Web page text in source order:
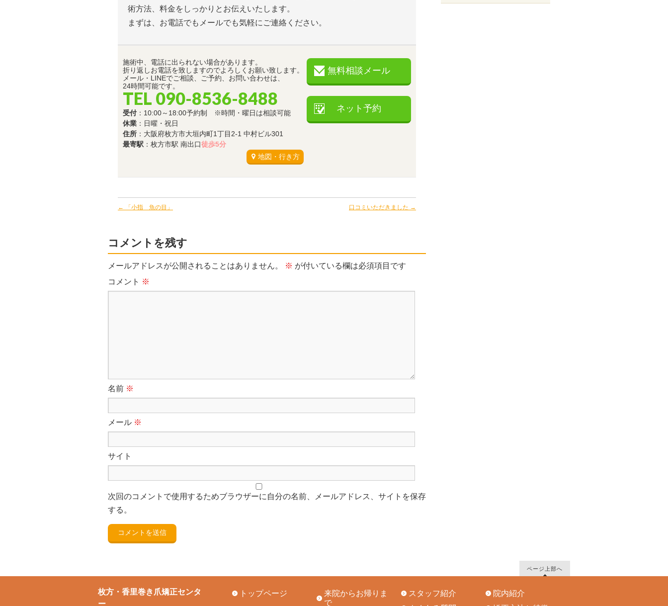
術方法、料金をしっかりとお伝えいたします。
まずは、お電話でもメールでも気軽にご連絡ください。
施術中、電話に出られない場合があります。
折り返しお電話を致しますのでよろしくお願い致します。
メール・LINEでご相談、ご予約、お問い合わせは、
24時間可能です。
TEL 090-8536-8488
受付 ：10:00～18:00予約制 ※時間・曜日は相談可能
休業 ：日曜・祝日
住所 ：大阪府枚方市大垣内町1丁目2-1 中村ビル301
最寄駅 ：枚方市駅 南出口徒歩5分
地図・行き方
無料相談メール
ネット予約
← 「小指 魚の目」 口コミいただきました →
コメントを残す
メールアドレスが公開されることはありません。 ※ が付いている欄は必須項目です
コメント ※
名前 ※
メール ※
サイト
次回のコメントで使用するためブラウザーに自分の名前、メールアドレス、サイトを保存
する。
ページ上部へ
枚方・香里巻き爪矯正センタ
ー
トップページ
来院からお帰りま
で
スタッフ紹介
院内紹介